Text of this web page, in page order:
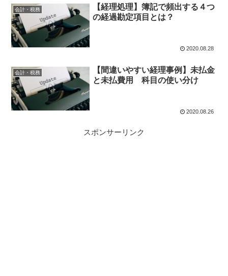
会計・税務
【経理処理】簿記で頻出する４つ
の経過勘定項目とは？
2020.08.28
会計・税務
【間違いやすい経理事例】未払金
と未払費用 科目の使い分け
2020.08.26
スポンサーリンク